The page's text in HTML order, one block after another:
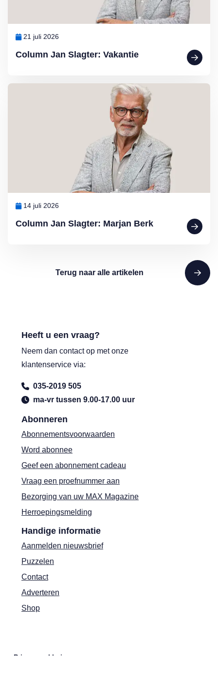
Column Jan Slagter: Vakantie
21 juli 2026
Column Jan Slagter: Marjan Berk
14 juli 2026
Lees meer over Column Jan Slagter: Marjan Berk
Terug naar alle artikelen
Abonneren
Abonnementsvoorwaarden
Word abonnee
Geef een abonnement cadeau
Vraag een proefnummer aan
Bezorging van uw MAX Magazine
Herroepingsmelding
Handige informatie
Aanmelden nieuwsbrief
Puzzelen
Contact
Adverteren
Shop
Heeft u een vraag?
Neem dan contact op met onze
klantenservice via:
035-2019 505
ma-vr tussen 9.00-17.00 uur
Privacyverklaring